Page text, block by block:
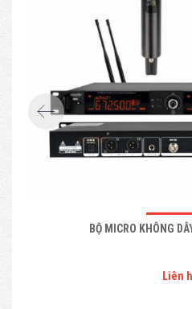
BỘ MICRO KHÔNG
Liên